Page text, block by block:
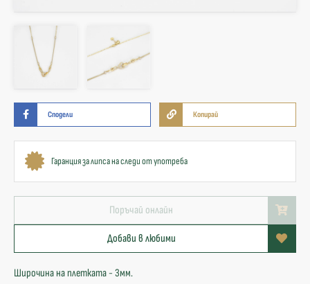
Сподели Копирай
Гаранция за липса на следи от употреба
Поръчай онлайн
Добави в любими
Широчина на плетката - 3мм.